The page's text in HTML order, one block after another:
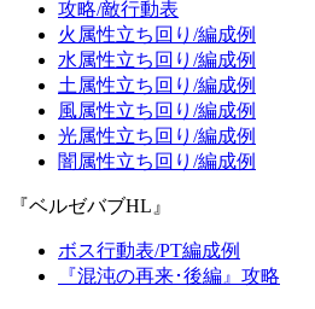
攻略/敵行動表
火属性立ち回り/編成例
水属性立ち回り/編成例
土属性立ち回り/編成例
風属性立ち回り/編成例
光属性立ち回り/編成例
闇属性立ち回り/編成例
『ベルゼバブHL』
ボス行動表/PT編成例
『混沌の再来･後編』攻略